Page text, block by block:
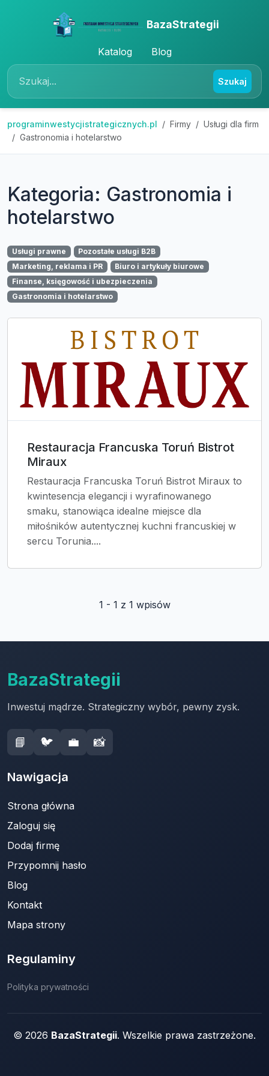
BazaStrategii
Katalog Blog
Szukaj
programinwestycjistrategicznych.pl Firmy
Usługi dla firm
Gastronomia i hotelarstwo
Kategoria: Gastronomia i
hotelarstwo
Usługi prawne
Pozostałe usługi B2B
Marketing, reklama i PR
Biuro i artykuły biurowe
Finanse, księgowość i ubezpieczenia
Gastronomia i hotelarstwo
Restauracja Francuska Toruń Bistrot
Miraux
Restauracja Francuska Toruń Bistrot Miraux to
kwintesencja elegancji i wyrafinowanego
smaku, stanowiąca idealne miejsce dla
miłośników autentycznej kuchni francuskiej w
sercu Torunia....
1 - 1 z 1 wpisów
BazaStrategii
Inwestuj mądrze. Strategiczny wybór, pewny zysk.
📘 🐦 💼 📸
Nawigacja
Strona główna
Zaloguj się
Dodaj firmę
Przypomnij hasło
Blog
Kontakt
Mapa strony
Regulaminy
Polityka prywatności
© 2026 BazaStrategii. Wszelkie prawa zastrzeżone.